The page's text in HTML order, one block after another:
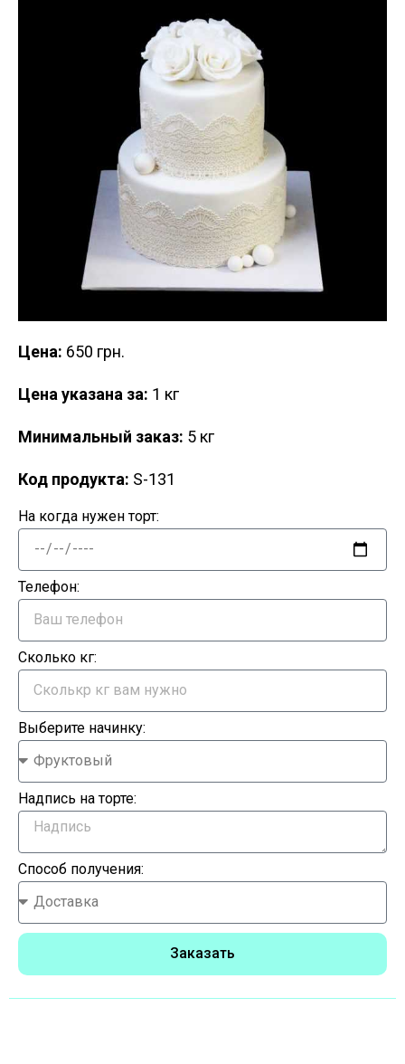
Цена: 650 грн.
Цена указана за: 1 кг
Минимальный заказ: 5 кг
Код продукта: S-131
На когда нужен торт:
Телефон:
Сколько кг:
Выберите начинку:
Надпись на торте:
Способ получения:
Заказать